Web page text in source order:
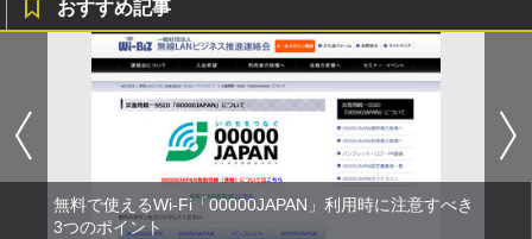
おすすめ記事
無料で使えるWi-Fi「00000JAPAN」利用時に注意すべき
3つのポイント